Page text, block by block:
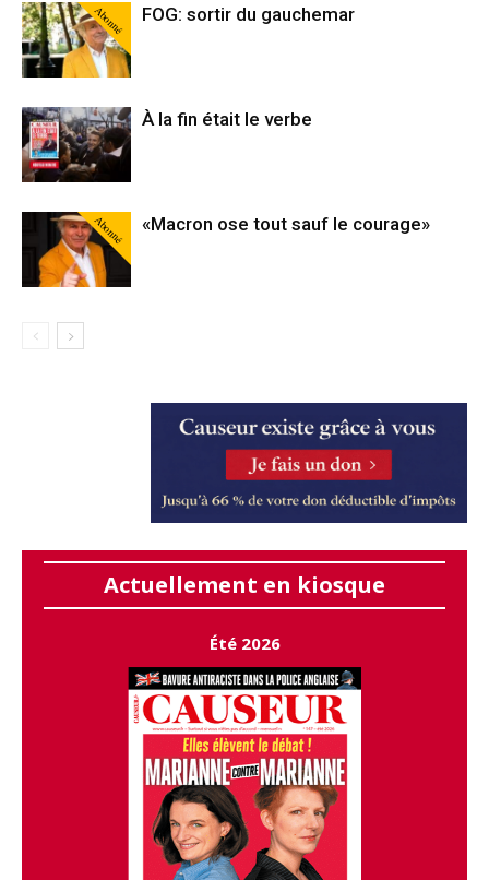
Abonné FOG: sortir du gauchemar
À la fin était le verbe
Abonné «Macron ose tout sauf le courage»
Actuellement en kiosque
Été 2026